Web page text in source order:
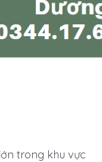
trong khu vực